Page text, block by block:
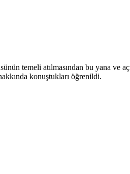
temeli atılmasından bu yana ve
konuştukları öğrenildi.